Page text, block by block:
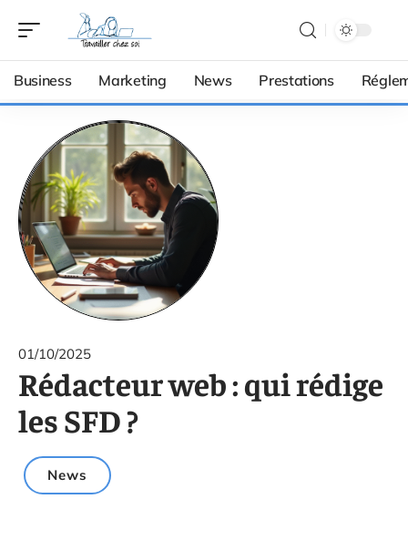
Business Marketing News Prestations
01/10/2025
Rédacteur web : qui rédige
les SFD ?
News